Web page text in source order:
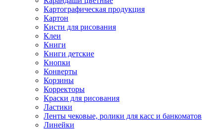
Картографическая продукция
Картон
Кисти для рисования
Клеи
Книги
Книги детские
Кнопки
Конверты
Корзины
Корректоры
Краски для рисования
Ластики
Ленты чековые, ролики для касс и банкоматов
Линейки